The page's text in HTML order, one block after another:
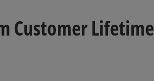
Customer Lifetime